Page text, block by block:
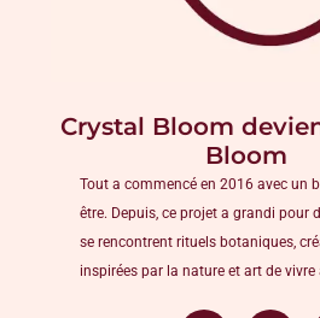
Crystal Bloom
Bloom
Tout a commencé en 2016 avec un
être. Depuis, ce projet a grandi pour
se rencontrent rituels botaniques,
inspirées par la nature et art de